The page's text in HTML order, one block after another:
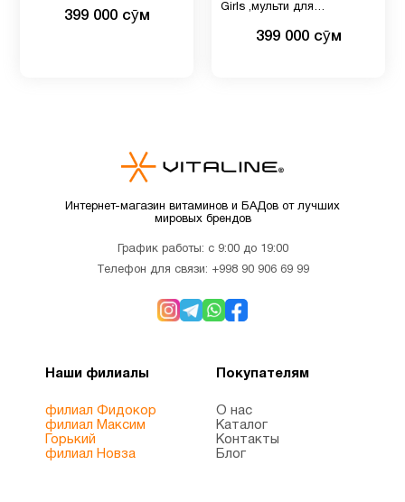
399 000 сӯм
Girls ,мульти для
399 000 сӯм
Интернет-магазин витаминов и БАДов от лучших
мировых брендов
График работы: с 9:00 до 19:00
Телефон для связи: +998 90 906 69 99
Наши филиалы
филиал Фидокор
филиал Максим
Горький
филиал Новза
Покупателям
О нас
Каталог
Контакты
Блог